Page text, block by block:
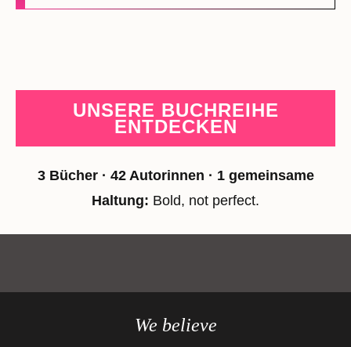
UNSERE BUCHREIHE
ENTDECKEN
3 Bücher · 42 Autorinnen · 1 gemeinsame
Haltung: Bold, not perfect.
We believe